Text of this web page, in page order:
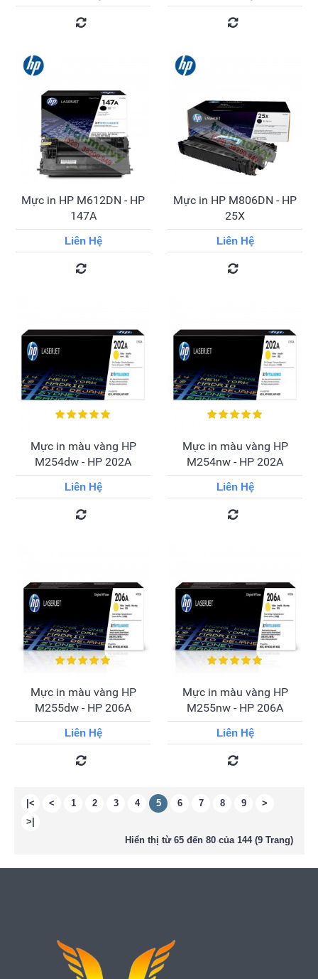
Mực in HP M612DN - HP
147A
Liên Hệ
Mực in HP M806DN - HP
25X
Liên Hệ
Mực in màu vàng HP
M254dw - HP 202A
Liên Hệ
Mực in màu vàng HP
M254nw - HP 202A
Liên Hệ
Mực in màu vàng HP
M255dw - HP 206A
Liên Hệ
Mực in màu vàng HP
M255nw - HP 206A
Liên Hệ
|< < 1 2 3 4 5 6 7 8 9
>
>|
Hiển thị từ 65 đến 80 của 144 (9 Trang)